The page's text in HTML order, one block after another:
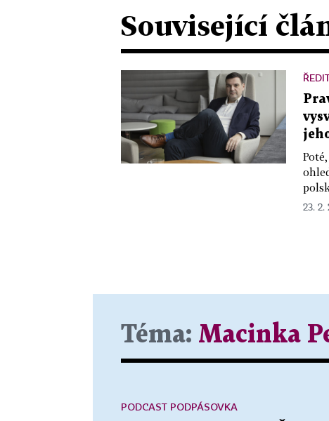
Související
23. 2.
Téma: Macinka
PODCAST PODPÁSOVKA